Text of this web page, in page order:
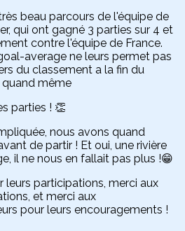
beau parcours de l'équipe de
qui ont gagné 3 parties sur 4 et
contre l'équipe de France.
average ne leurs permet pas
du classement a la fin du
même
parties ! 👏
nous avons quand
de partir ! Et oui, une rivière
il ne nous en fallait pas plus !😁
leurs participations, merci aux
et merci aux
pour leurs encouragements !